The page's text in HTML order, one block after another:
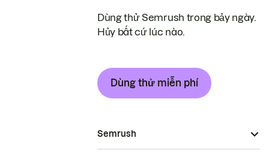
Dùng thử Semrush trong bảy ngày.
Hủy bất cứ lúc nào.
Dùng thử miễn phí
Semrush